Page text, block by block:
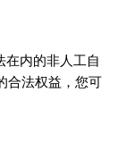
在内的非人工自
合法权益，您可